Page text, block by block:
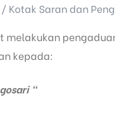
Kotak Saran dan
melakukan
kepada:
"